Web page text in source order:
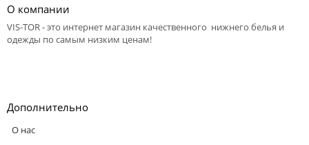
О компании
VIS-TOR - это интернет магазин качественного нижнего белья и
одежды по самым низким ценам!
Дополнительно
О нас